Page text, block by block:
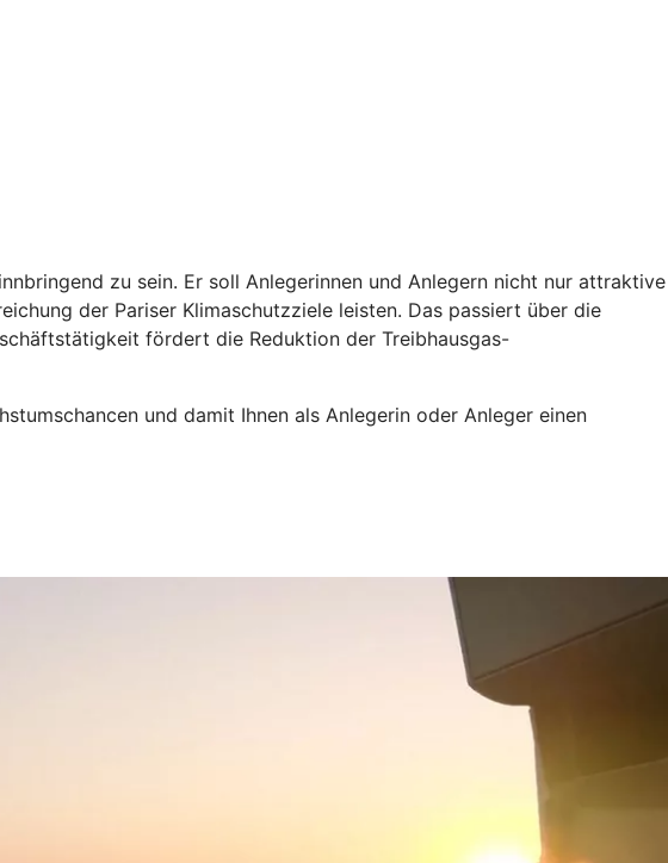
zu sein. Er soll Anlegerinnen und Anlegern nicht nur attraktive
der Pariser Klimaschutzziele leisten. Das passiert über die
fördert die Reduktion der Treibhausgas-
und damit Ihnen als Anlegerin oder Anleger einen